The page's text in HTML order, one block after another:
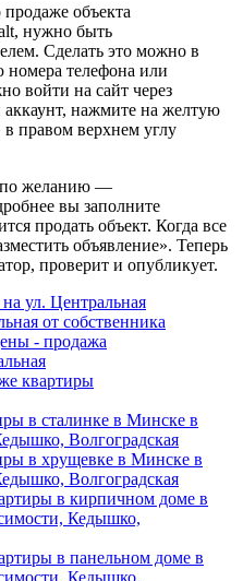
объекта
нужно быть
Сделать это можно в
телефона или
войти на сайт через
нажмите на желтую
правом верхнем углу
по желанию —
вы заполните
продать объект. Когда все
объявление». Теперь
проверит и опубликует.
ул. Центральная
от собственника
- продажа
квартиры
в сталинке в Минске в
Волгоградская
в хрущевке в Минске в
Волгоградская
в кирпичном доме в
Кедышко,
в панельном доме в
Кедышко,